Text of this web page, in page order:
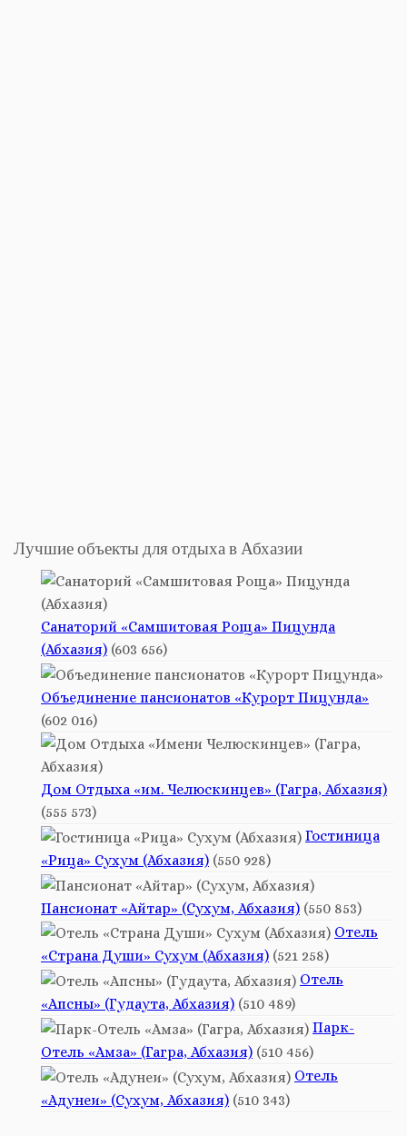
Лучшие объекты для отдыха в Абхазии
Санаторий «Самшитовая Роща» Пицунда
(Абхазия) (603 656)
Объединение пансионатов «Курорт Пицунда»
(602 016)
Дом Отдыха «им. Челюскинцев» (Гагра, Абхазия)
(555 573)
Гостиница
«Рица» Сухум (Абхазия) (550 928)
Пансионат «Айтар» (Сухум, Абхазия) (550 853)
Отель
«Страна Души» Сухум (Абхазия) (521 258)
Отель
«Апсны» (Гудаута, Абхазия) (510 489)
Парк-
Отель «Амза» (Гагра, Абхазия) (510 456)
Отель
«Адунеи» (Сухум, Абхазия) (510 343)